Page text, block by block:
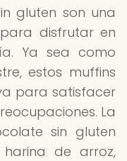
gluten son una
disfrutar en
Ya sea como
estos muffins
para satisfacer
La
sin gluten
harina de arroz,